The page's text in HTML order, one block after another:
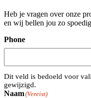
Heb je vragen over onze
en wij bellen jou zo
Phone
Dit veld is bedoeld voor
gewijzigd.
Naam(Vereist)